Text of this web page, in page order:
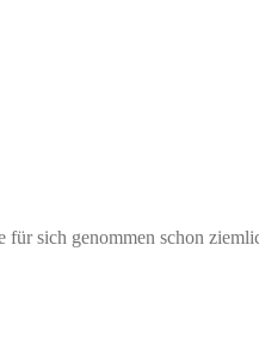
sich genommen schon